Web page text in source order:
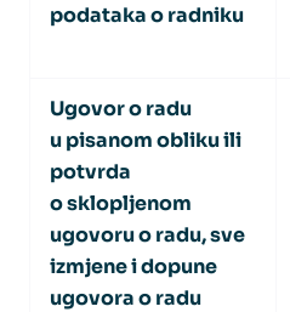
podataka o radniku
Ugovor o radu
u pisanom obliku ili
potvrda
o sklopljenom
ugovoru o radu, sve
izmjene i dopune
ugovora o radu